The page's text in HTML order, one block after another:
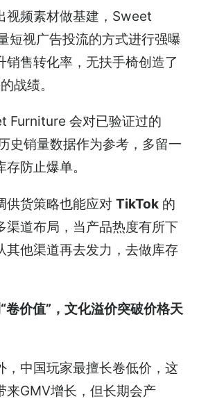
视频素材做基建，Sweet
短视广告投流的方式进行强曝
销售转化率，无扶手椅创造了
战绩。
Furniture 会对已验证过的
史销量数据作为参考，多留一
防止爆单。
供货策略也能应对TikTok 的
渠道布局，当产品热度有所下
其他渠道再去发力，去做库存
卷价值”，文化溢价突破价格天
，中国玩家最擅长卷低价，这
来GMV增长，但长期会产